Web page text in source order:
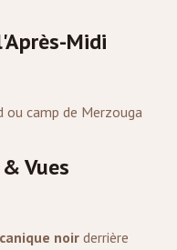
Midi
ou camp de Merzouga
Vues
noirderrière